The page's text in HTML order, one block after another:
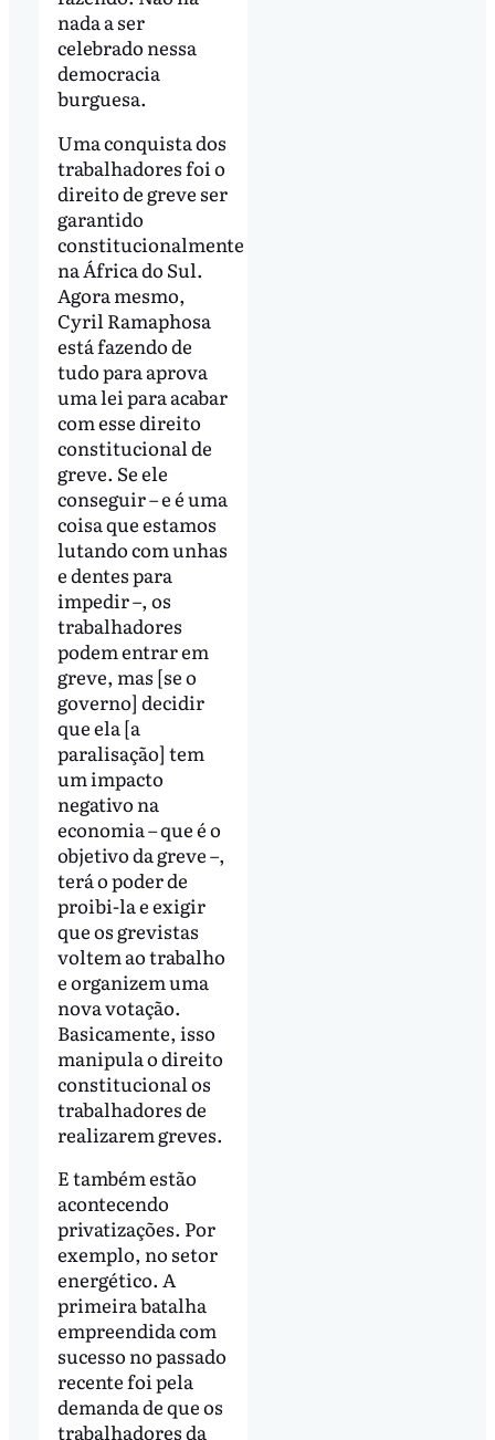
nada a ser
celebrado nessa
democracia
burguesa.
Uma conquista dos
trabalhadores foi o
direito de greve ser
garantido
constitucionalmente
na África do Sul.
Agora mesmo,
Cyril Ramaphosa
está fazendo de
tudo para aprova
uma lei para acabar
com esse direito
constitucional de
greve. Se ele
conseguir – e é uma
coisa que estamos
lutando com unhas
e dentes para
impedir –, os
trabalhadores
podem entrar em
greve, mas [se o
governo] decidir
que ela [a
paralisação] tem
um impacto
negativo na
economia – que é o
objetivo da greve –,
terá o poder de
proibi-la e exigir
que os grevistas
voltem ao trabalho
e organizem uma
nova votação.
Basicamente, isso
manipula o direito
constitucional os
trabalhadores de
realizarem greves.
E também estão
acontecendo
privatizações. Por
exemplo, no setor
energético. A
primeira batalha
empreendida com
sucesso no passado
recente foi pela
demanda de que os
trabalhadores da